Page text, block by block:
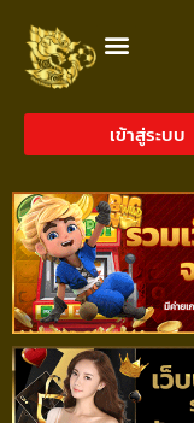
เข้าสู่ระบบ